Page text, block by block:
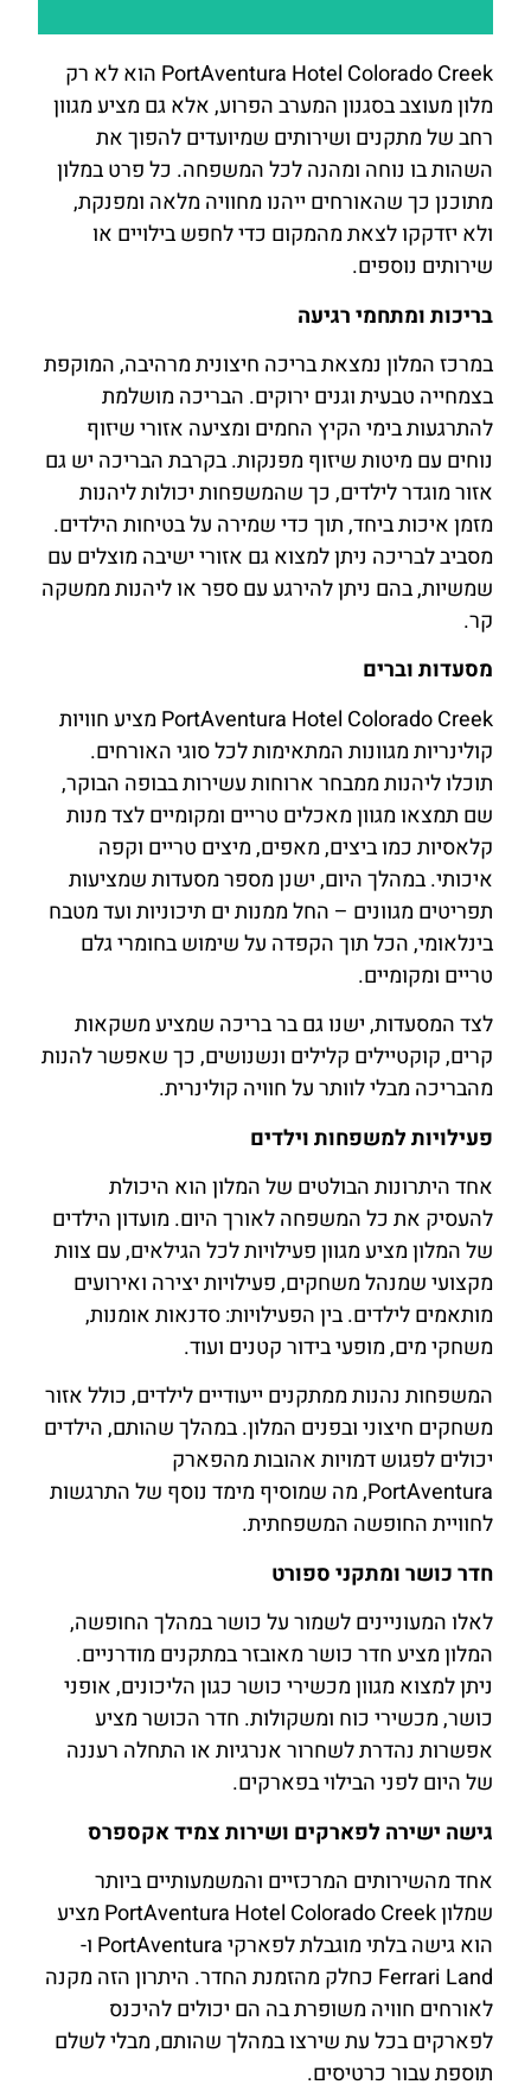
להזמנות
לחצו כאן
PortAventura Hotel Colorado Creek הוא לא רק
מלון מעוצב בסגנון המערב הפרוע, אלא גם מציע מגוון
רחב של מתקנים ושירותים שמיועדים להפוך את
השהות בו נוחה ומהנה לכל המשפחה. כל פרט במלון
מתוכנן כך שהאורחים ייהנו מחוויה מלאה ומפנקת,
ולא יזדקקו לצאת מהמקום כדי לחפש בילויים או
שירותים נוספים.
בריכות ומתחמי רגיעה
במרכז המלון נמצאת בריכה חיצונית מרהיבה, המוקפת
בצמחייה טבעית וגנים ירוקים. הבריכה מושלמת
להתרגעות בימי הקיץ החמים ומציעה אזורי שיזוף
נוחים עם מיטות שיזוף מפנקות. בקרבת הבריכה יש גם
אזור מוגדר לילדים, כך שהמשפחות יכולות ליהנות
מזמן איכות ביחד, תוך כדי שמירה על בטיחות הילדים.
מסביב לבריכה ניתן למצוא גם אזורי ישיבה מוצלים עם
שמשיות, בהם ניתן להירגע עם ספר או ליהנות ממשקה
קר.
מסעדות וברים
PortAventura Hotel Colorado Creek מציע חוויות
קולינריות מגוונות המתאימות לכל סוגי האורחים.
תוכלו ליהנות ממבחר ארוחות עשירות בבופה הבוקר,
שם תמצאו מגוון מאכלים טריים ומקומיים לצד מנות
קלאסיות כמו ביצים, מאפים, מיצים טריים וקפה
איכותי. במהלך היום, ישנן מספר מסעדות שמציעות
תפריטים מגוונים – החל ממנות ים תיכוניות ועד מטבח
בינלאומי, הכל תוך הקפדה על שימוש בחומרי גלם
טריים ומקומיים.
לצד המסעדות, ישנו גם בר בריכה שמציע משקאות
קרים, קוקטיילים קלילים ונשנושים, כך שאפשר להנות
מהבריכה מבלי לוותר על חוויה קולינרית.
פעילויות למשפחות וילדים
אחד היתרונות הבולטים של המלון הוא היכולת
להעסיק את כל המשפחה לאורך היום. מועדון הילדים
של המלון מציע מגוון פעילויות לכל הגילאים, עם צוות
מקצועי שמנהל משחקים, פעילויות יצירה ואירועים
מותאמים לילדים. בין הפעילויות: סדנאות אומנות,
משחקי מים, מופעי בידור קטנים ועוד.
המשפחות נהנות ממתקנים ייעודיים לילדים, כולל אזור
משחקים חיצוני ובפנים המלון. במהלך שהותם, הילדים
יכולים לפגוש דמויות אהובות מהפארק
PortAventura, מה שמוסיף מימד נוסף של התרגשות
לחוויית החופשה המשפחתית.
חדר כושר ומתקני ספורט
לאלו המעוניינים לשמור על כושר במהלך החופשה,
המלון מציע חדר כושר מאובזר במתקנים מודרניים.
ניתן למצוא מגוון מכשירי כושר כגון הליכונים, אופני
כושר, מכשירי כוח ומשקולות. חדר הכושר מציע
אפשרות נהדרת לשחרור אנרגיות או התחלה רעננה
של היום לפני הבילוי בפארקים.
גישה ישירה לפארקים ושירות צמיד אקספרס
אחד מהשירותים המרכזיים והמשמעותיים ביותר
שמלון PortAventura Hotel Colorado Creek מציע
הוא גישה בלתי מוגבלת לפארקי PortAventura ו-
Ferrari Land כחלק מהזמנת החדר. היתרון הזה מקנה
לאורחים חוויה משופרת בה הם יכולים להיכנס
לפארקים בכל עת שירצו במהלך שהותם, מבלי לשלם
תוספת עבור כרטיסים.